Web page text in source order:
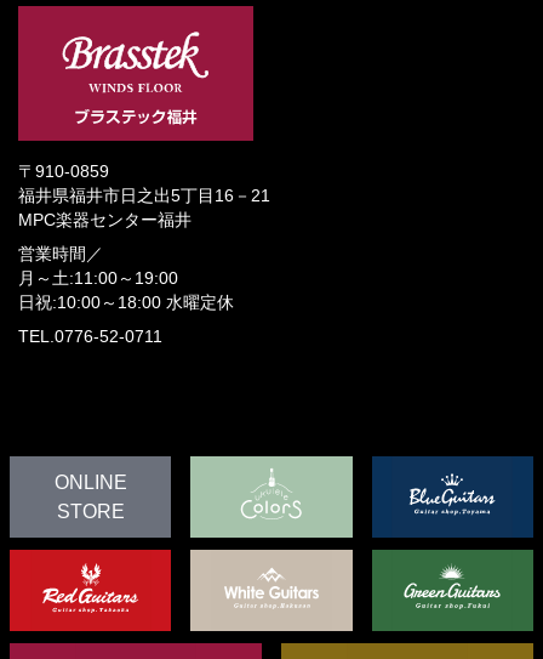
〒910-0859
福井県福井市日之出5丁目16－21
MPC楽器センター福井
営業時間／
月～土:11:00～19:00
日祝:10:00～18:00 水曜定休
TEL.0776-52-0711
ONLINE
STORE